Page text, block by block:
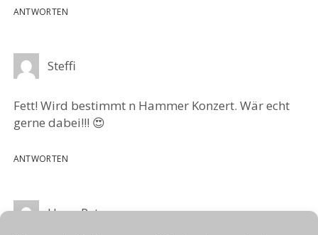
ANTWORTEN
Steffi
Fett! Wird bestimmt n Hammer Konzert. Wär echt
gerne dabei!!! 😍
ANTWORTEN
Hans-Peter